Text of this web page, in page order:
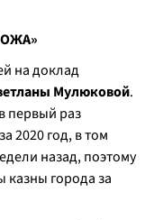
на доклад
Мулюковой.
первый раз
2020 год, в том
назад, поэтому
города за